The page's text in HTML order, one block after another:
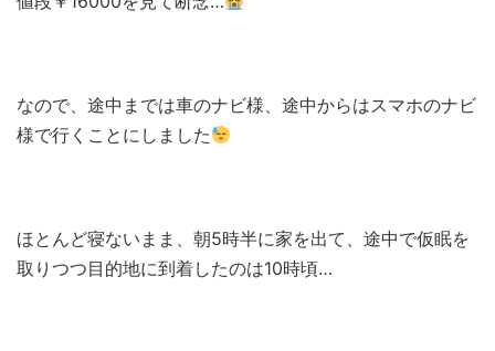
なので、途中までは車のナビ様、途中からはスマホのナビ
様で行くことにしました
ほとんど寝ないまま、朝5時半に家を出て、途中で仮眠を
取りつつ目的地に到着したのは10時頃…